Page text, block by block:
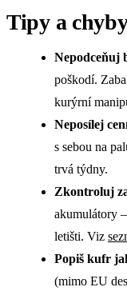
Tipy a
Nepodceňuj
poškodí.
kurýrní
Neposílej
s sebou na
trvá týdny.
Zkontroluj
akumulátory
letišti. Viz
Popiš kufr
(mimo EU